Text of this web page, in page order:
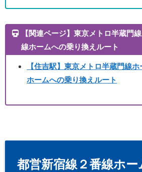
【関連ページ】東京メトロ半蔵門
線ホームへの乗り換えルート
【住吉駅】東京メトロ半蔵門線
ホームへの乗り換えルート
都営新宿線２番線ホー